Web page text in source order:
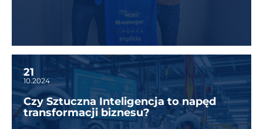
21
10.2024
Czy Sztuczna Inteligencja to napęd
transformacji biznesu?